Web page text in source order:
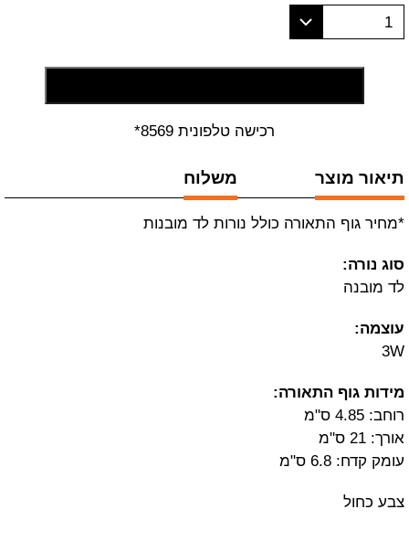
1
רכישה טלפונית 8569*
תיאור מוצר משלוח
*מחיר גוף התאורה כולל נורות לד מובנות
סוג נורה:
לד מובנה
עוצמה:
3W
מידות גוף התאורה:
רוחב: 4.85 ס"מ
אורך: 21 ס"מ
עומק קדח: 6.8 ס"מ
צבע כחול